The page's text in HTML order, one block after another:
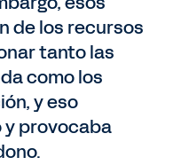
de los recursos
tanto las
como los
y eso
y provocaba